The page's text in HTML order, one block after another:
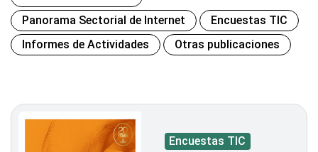
Panorama Sectorial de Internet
Encuestas TIC
Informes de Actividades
Otras publicaciones
Encuestas TIC